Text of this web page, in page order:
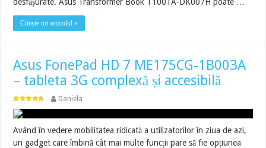
Citește tot articolul »
Asus FonePad HD 7 ME175CG-1B003A
– tableta 3G complexă și accesibilă
Daniela
Având în vedere mobilitatea ridicată a utilizatorilor în ziua de azi,
un gadget care îmbină cât mai multe funcții pare să fie opțiunea